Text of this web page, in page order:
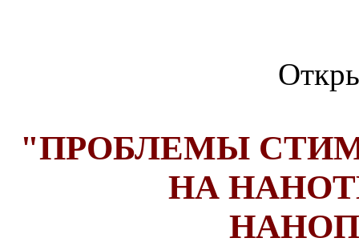
"ПРОБЛЕМЫ
НА